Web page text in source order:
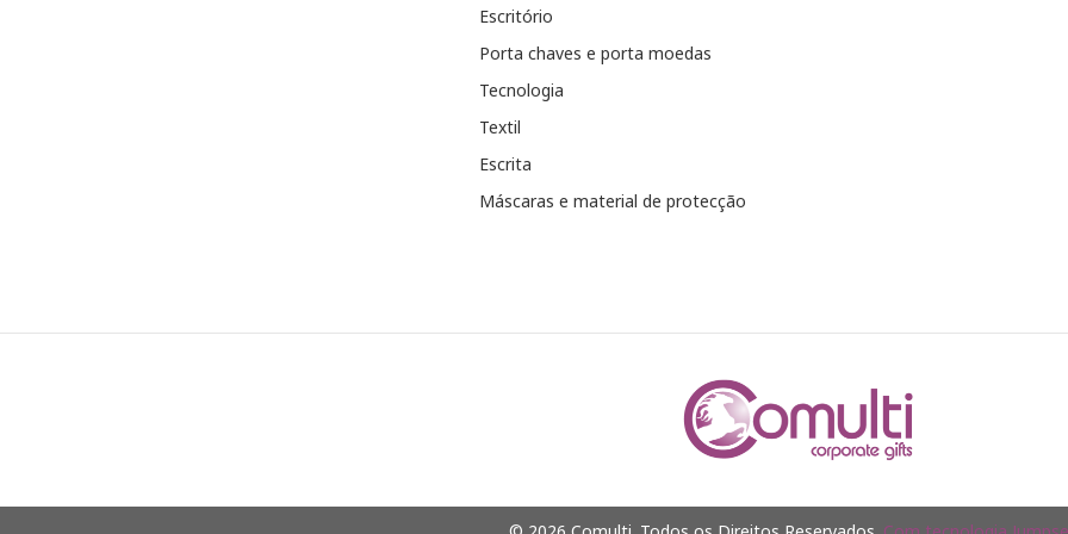
Escritório
Porta chaves e porta moedas
Tecnologia
Textil
Escrita
Máscaras e material de protecção